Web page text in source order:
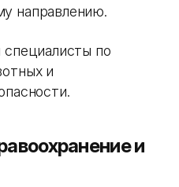
направлению.
по
и
и